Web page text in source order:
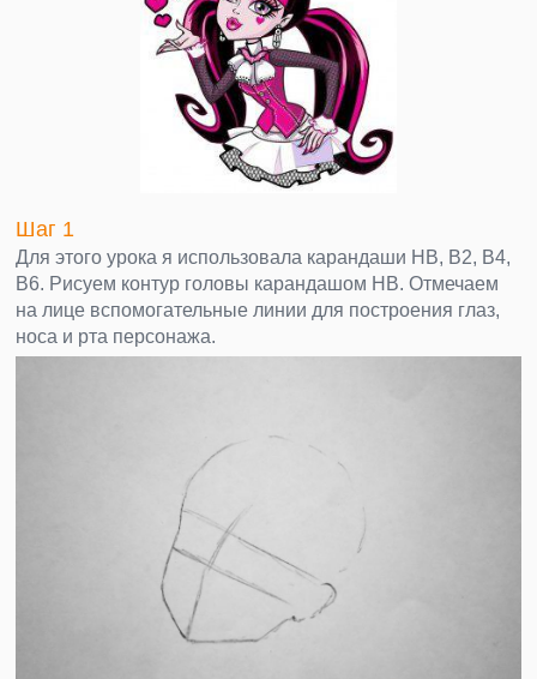
Шаг 1
Для этого урока я использовала карандаши НВ, В2, В4,
В6. Рисуем контур головы карандашом НВ. Отмечаем
на лице вспомогательные линии для построения глаз,
носа и рта персонажа.